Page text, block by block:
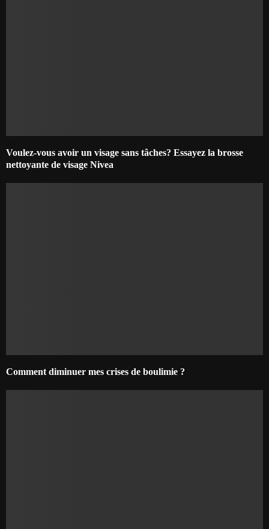
Voulez-vous avoir un visage sans tâches? Essayez la brosse
nettoyante de visage Nivea
Comment diminuer mes crises de boulimie ?